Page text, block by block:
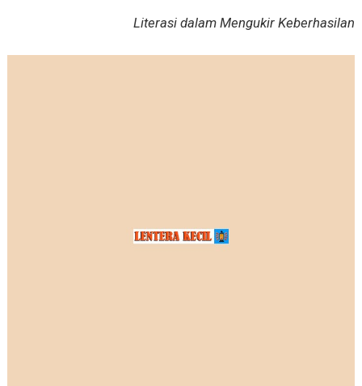
Literasi dalam Mengukir Keberhasilan